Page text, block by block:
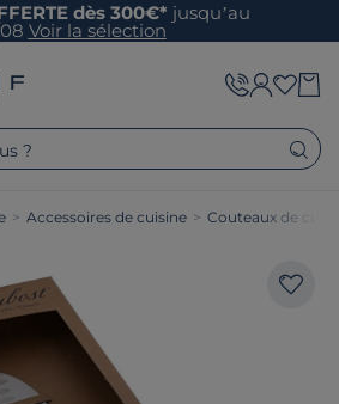
dès 300€* jusqu’au
Voir la sélection
?
> Accessoires de cuisine > Couteaux de